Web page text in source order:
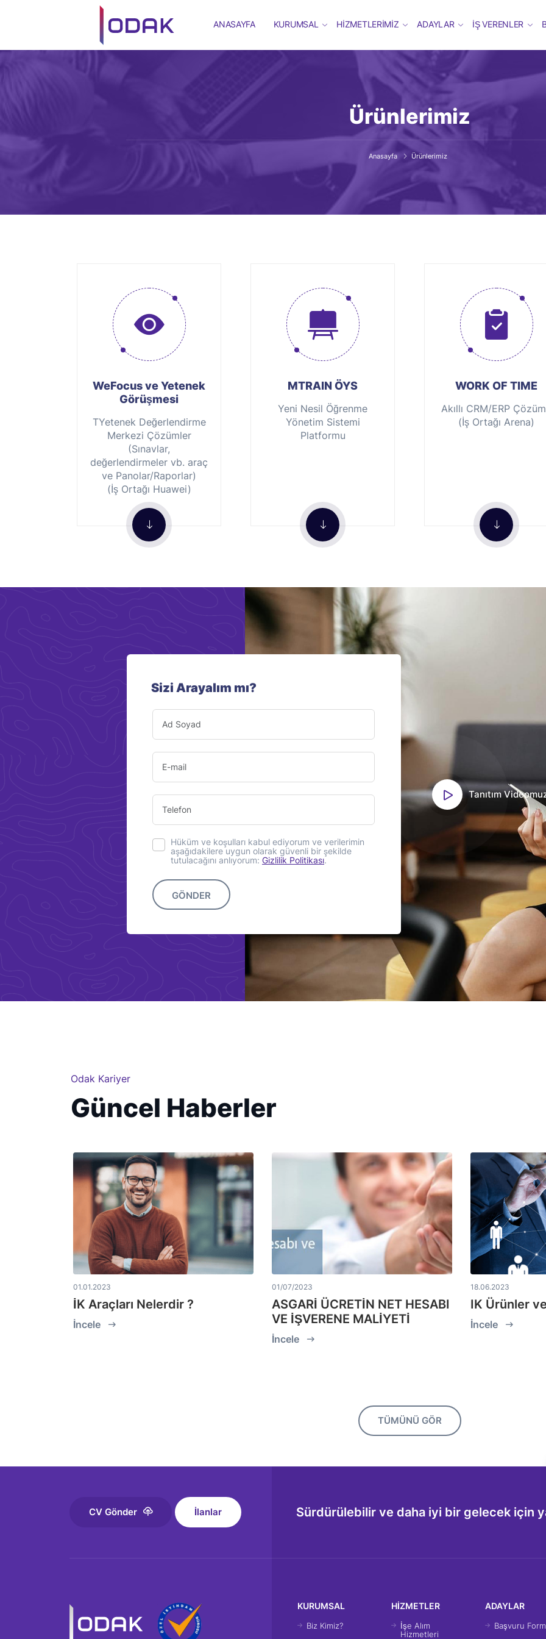
ANASAYFA KURUMSAL HIZMETLERIMIZ ADAYLAR İŞ VERENLER
Ürünlerimiz
Anasayfa Ürünlerimiz
WeFocus ve Yetenek
Görüşmesi
TYetenek Değerlendirme
Merkezi Çözümler
(Sınavlar,
değerlendirmeler vb. araç
ve Panolar/Raporlar)
(İş Ortağı Huawei)
MTRAIN ÖYS
Yeni Nesil Öğrenme
Yönetim Sistemi
Platformu
WORK OF TIME
Akıllı CRM/ERP
(İş Ortağı Arena)
Sizi Arayalım mı?
Hüküm ve koşulları kabul ediyorum ve verilerimin
aşağıdakilere uygun olarak güvenli bir şekilde
tutulacağını anlıyorum: Gizlilik Politikası.
GÖNDER
Tanıtım
Odak Kariyer
Güncel Haberler
01.01.2023
İK Araçları Nelerdir ?
İncele
01/07/2023
ASGARİ ÜCRETİN NET HESABI
VE İŞVERENE MALİYETİ
İncele
18.06.2023
IK Ürünler
İncele
TÜMÜNÜ GÖR
CV Gönder İlanlar Sürdürülebilir ve daha iyi bir gelecek için
KURUMSAL
Biz Kimiz?
HİZMETLER
İşe Alım
Hizmetleri
ADAYLAR
Başvuru